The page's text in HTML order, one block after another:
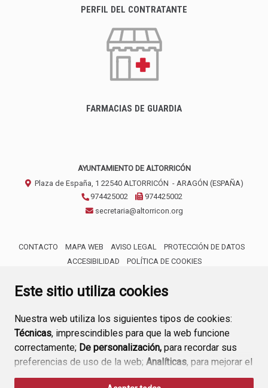
Este sitio utiliza cookies
Nuestra web utiliza los siguientes tipos de cookies:
Técnicas, imprescindibles para que la web funcione
correctamente; De personalización, para recordar sus
preferencias de uso de la web; Analíticas, para mejorar el
funcionamiento de la web y sus servicios.
PERFIL DEL CONTRATANTE
FARMACIAS DE GUARDIA
AYUNTAMIENTO DE ALTORRICÓN
Plaza de España, 1 22540 ALTORRICÓN - ARAGÓN (ESPAÑA)
974425002
974425002
secretaria@altorricon.org
CONTACTO MAPA WEB AVISO LEGAL
PROTECCIÓN DE DATOS
ACCESIBILIDAD
POLÍTICA DE COOKIES